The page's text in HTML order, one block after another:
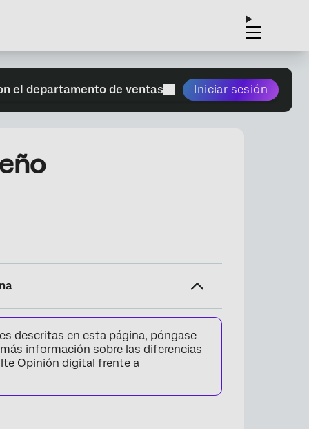
el departamento de ventas Iniciar sesión
descritas en esta página, póngase
información sobre las diferencias
Opinión digital frente a